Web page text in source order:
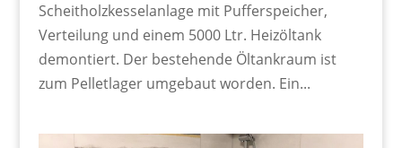
Scheitholzkesselanlage mit Pufferspeicher,
Verteilung und einem 5000 Ltr. Heizöltank
demontiert. Der bestehende Öltankraum ist
zum Pelletlager umgebaut worden. Ein...